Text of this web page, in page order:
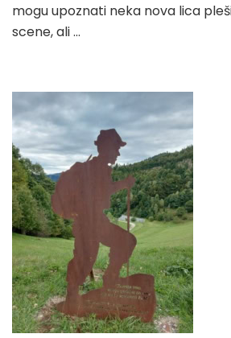
mogu upoznati neka nova lica
scene, ali …